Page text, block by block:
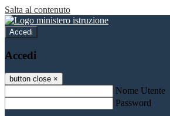
Salta al contenuto
Accedi
Accedi
button close ×
Nome Utente
Password